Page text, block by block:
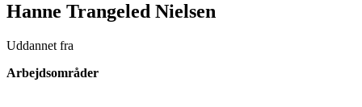
Hanne Trangeled Nielsen
Uddannet fra
Arbejdsområder